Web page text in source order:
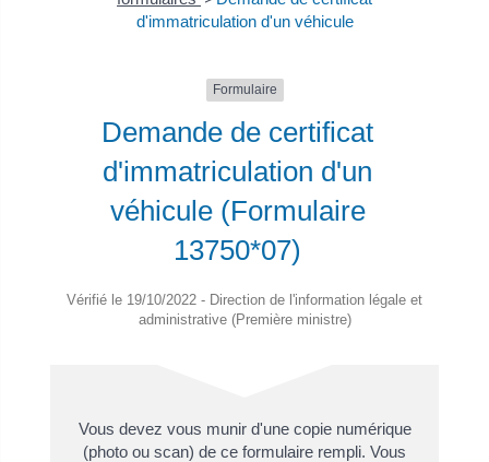
d'immatriculation d'un véhicule
Formulaire
Demande de certificat
d'immatriculation d'un
véhicule (Formulaire
13750*07)
Vérifié le 19/10/2022 - Direction de l'information légale et
administrative (Première ministre)
Vous devez vous munir d'une copie numérique
(photo ou scan) de ce formulaire rempli. Vous